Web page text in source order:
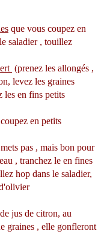
que vous coupez en
saladier , touillez
(prenez les allongés ,
levez les graines
les en fins petits
en petits
pas , mais bon pour
, tranchez le en fines
hop dans le saladier,
jus de citron, au
graines , elle gonfleront